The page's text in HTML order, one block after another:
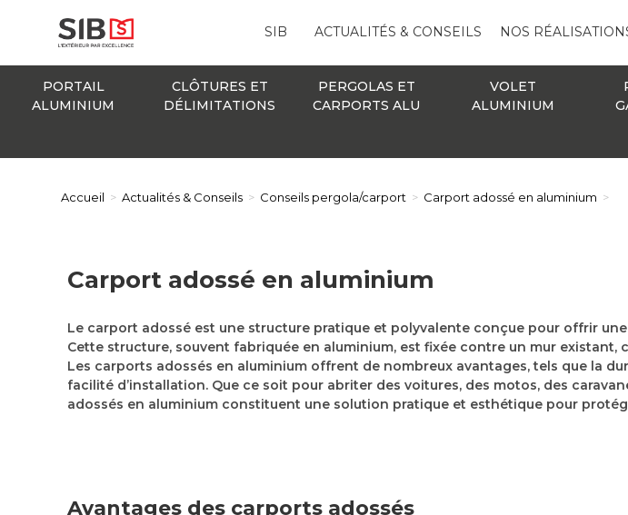
SIB ACTUALITÉS & CONSEILS NOS
PORTAIL
ALUMINIUM
CLÔTURES ET
DÉLIMITATIONS
PERGOLAS ET
CARPORTS ALU
VOLET
ALUMINIUM
Accueil > Actualités & Conseils > Conseils pergola/carport > Carport adossé en aluminium >
Carport adossé en aluminium
Le carport adossé est une structure pratique et polyvalente conçue pour offrir
Cette structure, souvent fabriquée en aluminium, est fixée contre un mur
Les carports adossés en aluminium offrent de nombreux avantages, tels que la
facilité d’installation. Que ce soit pour abriter des voitures, des motos, des
adossés en aluminium constituent une solution pratique et esthétique pour
Avantages des carports adossés